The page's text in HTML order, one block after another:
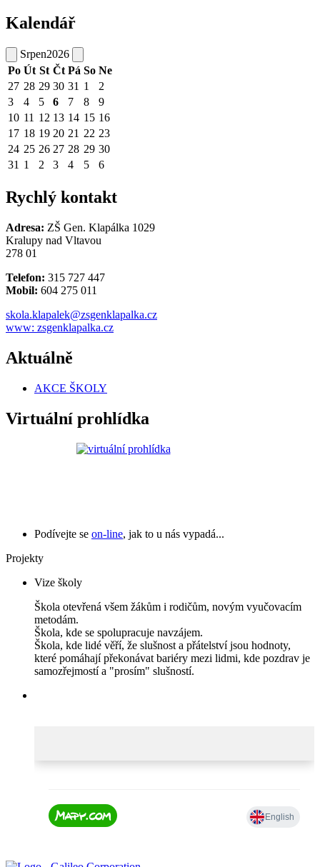
Kalendář
Srpen2026
Po Út St Čt Pá So Ne
27 28 29 30 31 1
2
3
4 5 6 7 8
9
10 11 12 13 14 15 16
17 18 19 20 21 22 23
24 25 26 27 28 29 30
31 1 2 3 4 5 6
Rychlý kontakt
Adresa: ZŠ Gen. Klapálka 1029
Kralupy nad Vltavou
278 01
Telefon: 315 727 447
Mobil: 604 275 011
skola.klapalek@zsgenklapalka.cz
www: zsgenklapalka.cz
Aktuálně
AKCE ŠKOLY
Virtuální prohlídka
Podívejte se on-line, jak to u nás vypadá...
Projekty
Vize školy
Škola otevřená všem žákům i rodičům, novým vyučovacím
metodám.
Škola, kde se spolupracuje navzájem.
Škola, kde lidé věří, že slušnost a přátelství jsou hodnoty,
které pomáhají překonávat bariéry mezi lidmi, kde pozdrav je
samozřejmostí a "prosím" slušností.